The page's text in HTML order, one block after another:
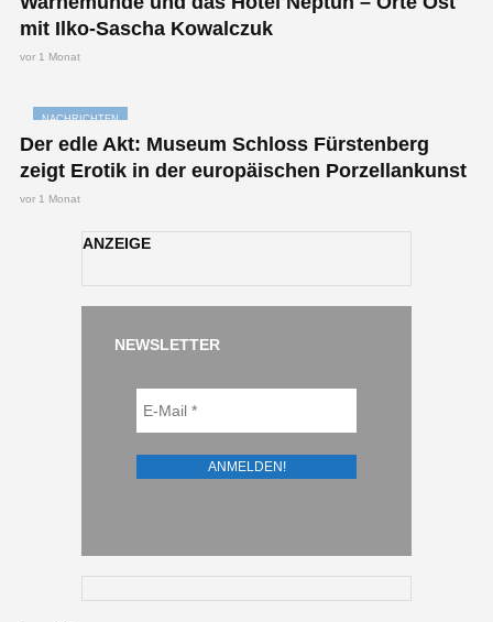
mit Ilko-Sascha Kowalczuk
vor 1 Monat
NACHRICHTEN
Der edle Akt: Museum Schloss Fürstenberg
zeigt Erotik in der europäischen Porzellankunst
vor 1 Monat
ANZEIGE
NEWSLETTER